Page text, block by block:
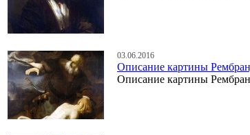
03.06.2016
Описание картины
Описание картины